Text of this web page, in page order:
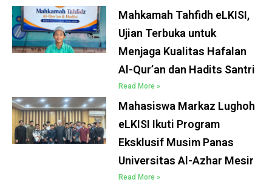
Mahkamah Tahfidh eLKISI,
Ujian Terbuka untuk
Menjaga Kualitas Hafalan
Al-Qur’an dan Hadits Santri
Read More »
Mahasiswa Markaz Lughoh
eLKISI Ikuti Program
Eksklusif Musim Panas
Universitas Al-Azhar Mesir
Read More »